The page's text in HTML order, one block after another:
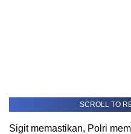
SCROLL TO
Sigit memastikan, Polri